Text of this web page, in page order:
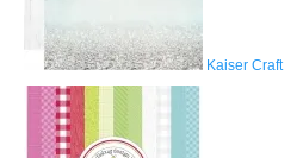
Kaiser Craft